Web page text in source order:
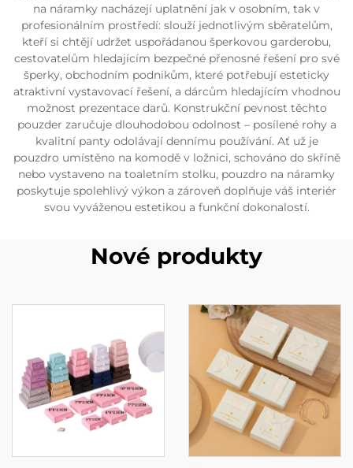
na náramky nacházejí uplatnění jak v osobním, tak v
profesionálním prostředí: slouží jednotlivým sběratelům,
kteří si chtějí udržet uspořádanou šperkovou garderobu,
cestovatelům hledajícím bezpečné přenosné řešení pro své
šperky, obchodním podnikům, které potřebují esteticky
atraktivní vystavovací řešení, a dárcům hledajícím vhodnou
možnost prezentace darů. Konstrukční pevnost těchto
pouzder zaručuje dlouhodobou odolnost – posílené rohy a
kvalitní panty odolávají dennímu používání. Ať už je
pouzdro umístěno na komodě v ložnici, schováno do skříně
nebo vystaveno na toaletním stolku, pouzdro na náramky
poskytuje spolehlivý výkon a zároveň doplňuje váš interiér
svou vyváženou estetikou a funkční dokonalostí.
Nové produkty